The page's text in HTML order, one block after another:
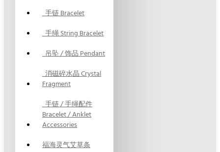
手链 Bracelet
手绳 String Bracelet
吊坠 / 饰品 Pendant
消磁碎水晶 Crystal
Fragment
手链 / 手绳配件
Bracelet / Anklet
Accessories
福海灵气艾草条